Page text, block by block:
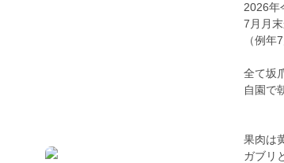
2026年
7月月
（例年
全て坂
自園で
果肉は
ガブリ